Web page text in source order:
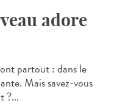
adore
partout : dans le
Mais savez-vous
?...